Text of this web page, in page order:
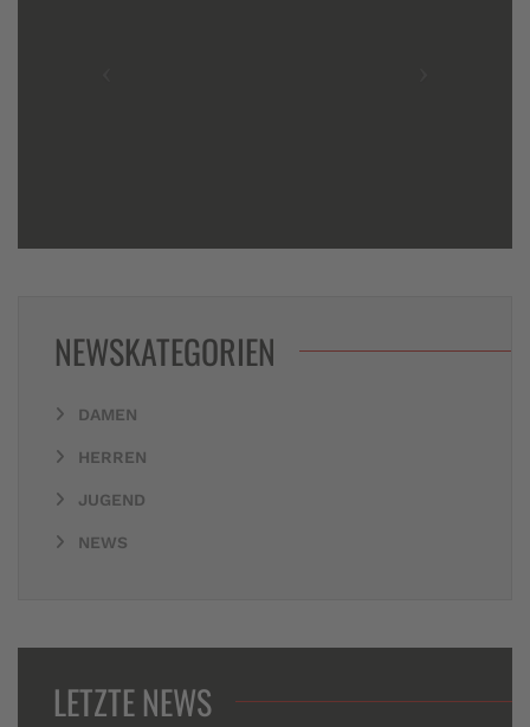
NEWSKATEGORIEN
DAMEN
HERREN
JUGEND
NEWS
LETZTE NEWS